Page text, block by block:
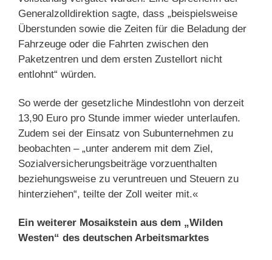
Generalzolldirektion sagte, dass „beispielsweise
Überstunden sowie die Zeiten für die Beladung der
Fahrzeuge oder die Fahrten zwischen den
Paketzentren und dem ersten Zustellort nicht
entlohnt“ würden.
So werde der gesetzliche Mindestlohn von derzeit
13,90 Euro pro Stunde immer wieder unterlaufen.
Zudem sei der Einsatz von Subunternehmen zu
beobachten – „unter anderem mit dem Ziel,
Sozialversicherungsbeiträge vorzuenthalten
beziehungsweise zu veruntreuen und Steuern zu
hinterziehen“, teilte der Zoll weiter mit.«
Ein weiterer Mosaikstein aus dem „Wilden
Westen“ des deutschen Arbeitsmarktes